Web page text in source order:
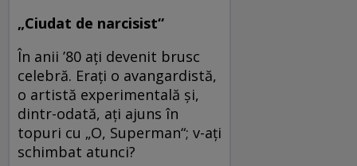
„Ciudat de narcisist“
În anii ’80 aţi devenit brusc
celebră. Eraţi o avangardistă,
o artistă experimentală şi,
dintr-odată, aţi ajuns în
topuri cu „O, Superman“; v-aţi
schimbat atunci?